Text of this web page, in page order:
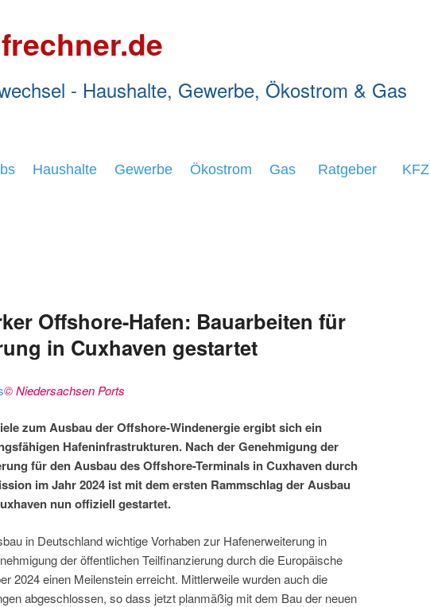
- Haushalte, Gewerbe, Ökostrom & Gas
Haushalte Gewerbe Ökostrom Gas Ratgeber KFZ
Offshore-Hafen: Bauarbeiten für
in Cuxhaven gestartet
© Niedersachsen Ports
zum Ausbau der Offshore-Windenergie ergibt sich ein
Hafeninfrastrukturen. Nach der Genehmigung der
für den Ausbau des Offshore-Terminals in Cuxhaven durch
im Jahr 2024 ist mit dem ersten Rammschlag der Ausbau
nun offiziell gestartet.
in Deutschland wichtige Vorhaben zur Hafenerweiterung in
der öffentlichen Teilfinanzierung durch die Europäische
2024 einen Meilenstein erreicht. Mittlerweile wurden auch die
abgeschlossen, so dass jetzt planmäßig mit dem Bau der neuen